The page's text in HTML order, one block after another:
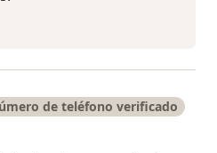
de teléfono verificado